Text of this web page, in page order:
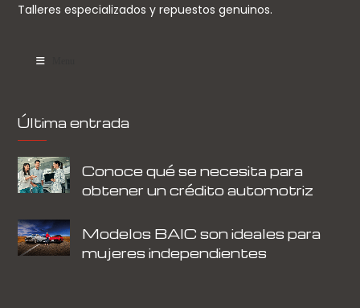
Talleres especializados y repuestos genuinos.
Última entrada
Conoce qué se necesita para
obtener un crédito automotriz
Modelos BAIC son ideales para
mujeres independientes